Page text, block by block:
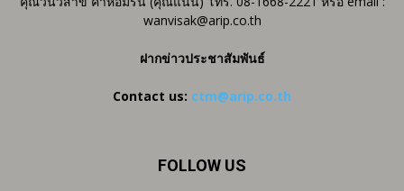
wanvisak@arip.co.th
ฝากข่าวประชาสัมพันธ์
Contact us: ctm@arip.co.th
FOLLOW US